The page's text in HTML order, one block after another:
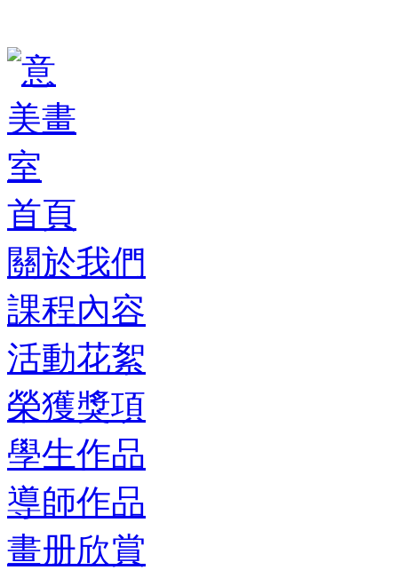
首頁
關於我們
課程內容
活動花絮
榮獲獎項
學生作品
導師作品
畫册欣賞